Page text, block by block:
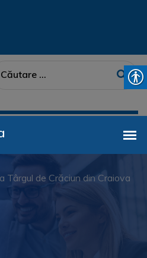
Târgul de Crăciun din Craiova